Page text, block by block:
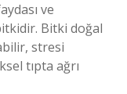
ve
Bitki doğal
stresi
tıpta ağrı